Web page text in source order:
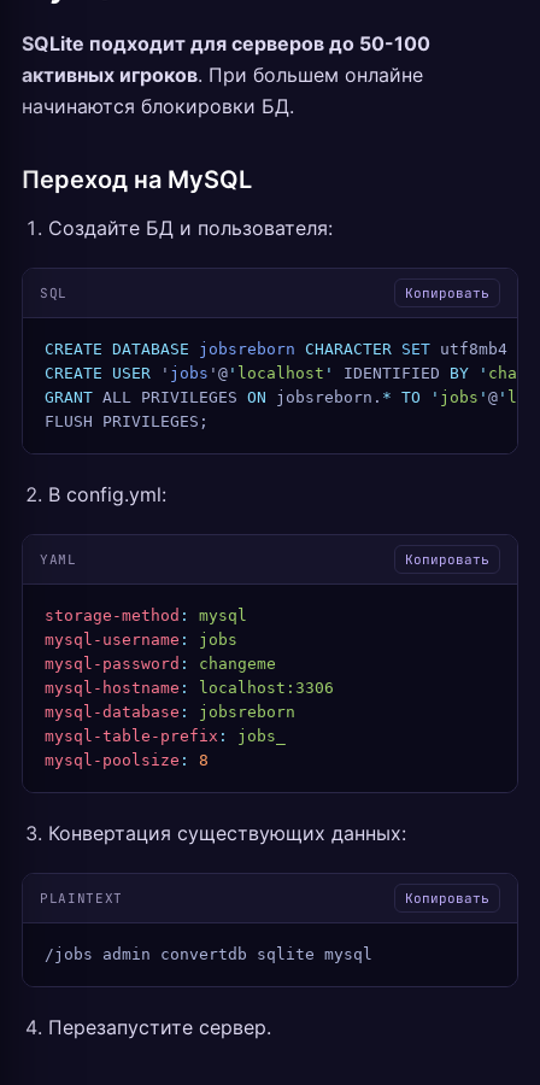
SQLite подходит для серверов до 50-100
активных игроков. При большем онлайне
начинаются блокировки БД.
Переход на MySQL
Создайте БД и пользователя:
SQL Копировать
CREATE DATABASE jobsreborn CHARACTER SET utf8mb4
CREATE USER ' jobs '@ ' localhost ' IDENTIFIED BY '
GRANT ALL PRIVILEGES ON jobsreborn. * TO ' jobs ' @ '
FLUSH PRIVILEGES;
В config.yml:
YAML Копировать
storage-method :
mysql
mysql-username :
jobs
mysql-password :
changeme
mysql-hostname :
localhost:3306
mysql-database :
jobsreborn
mysql-table-prefix :
jobs_
mysql-poolsize : 8
Конвертация существующих данных:
PLAINTEXT Копировать
/jobs admin convertdb sqlite mysql
Перезапустите сервер.